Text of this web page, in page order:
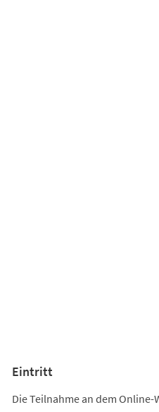
Eintritt
Die Teilnahme an dem